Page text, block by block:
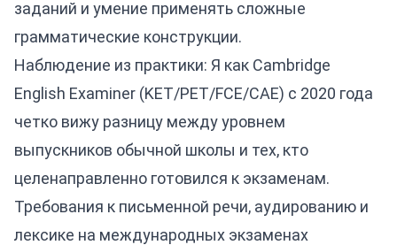
заданий и умение применять сложные
грамматические конструкции.
Наблюдение из практики: Я как Cambridge
English Examiner (KET/PET/FCE/CAE) с 2020 года
четко вижу разницу между уровнем
выпускников обычной школы и тех, кто
целенаправленно готовился к экзаменам.
Требования к письменной речи, аудированию и
лексике на международных экзаменах